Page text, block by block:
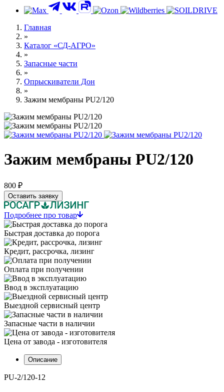
Главная
»
Каталог «СД-АГРО»
»
Запасные части
»
Опрыскиватели Дон
»
Зажим мембраны PU2/120
Зажим мембраны PU2/120
800 ₽
Оставить заявку
Подробнее про товар
Быстрая доставка до порога
Кредит, рассрочка, лизинг
Оплата при получении
Ввод в эксплуатацию
Выездной сервисный центр
Запасные части в наличии
Цена от завода - изготовителя
Описание
PU-2/120-12